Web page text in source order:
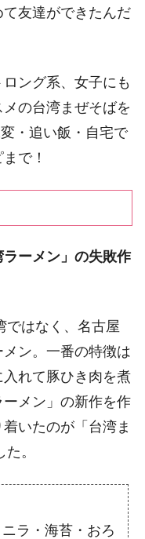
友達ができたんだ
ング系、女子にも
の台湾まぜそばを
・追い飯・自宅で
で！
ラーメン」の失敗作
ではなく、名古屋
ン。一番の特徴は
れて豚ひき肉を煮
メン」の新作を作
いたのが「台湾ま
た。
ラ・海苔・おろ